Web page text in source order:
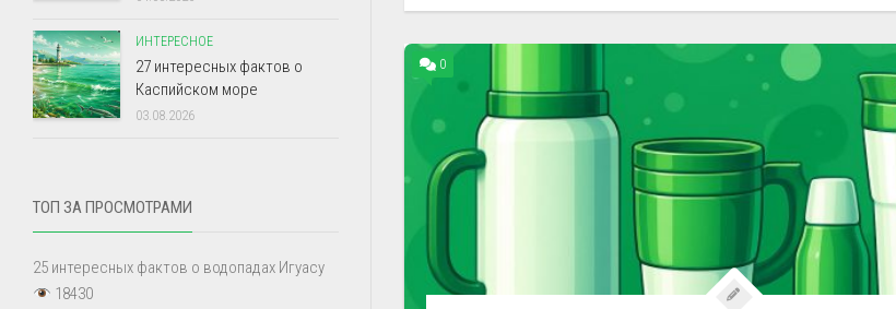
0
ИНТЕРЕСНОЕ
27 интересных фактов о
Каспийском море
03.08.2026
ТОП ЗА ПРОСМОТРАМИ
25 интересных фактов о водопадах Игуасу
18430